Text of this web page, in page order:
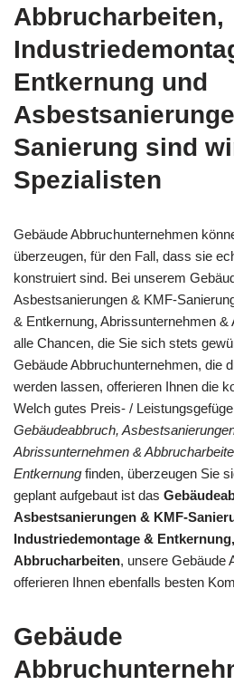
Abbrucharbeiten,
Entkernung und
Sanierung sind
Spezialisten
Gebäude Abbruchunternehmen
überzeugen, für den Fall, dass sie
konstruiert sind. Bei unserem
Asbestsanierungen & KMF-
& Entkernung, Abrissunternehmen &
alle Chancen, die Sie sich stets
Gebäude Abbruchunternehmen, die
werden lassen, offerieren Ihnen die
Welch gutes Preis- /
Gebäudeabbruch,
Abrissunternehmen &
Entkernung finden, überzeugen Sie
geplant aufgebaut ist das
Asbestsanierungen & KMF-
Industriedemontage &
Abbrucharbeiten, unsere Gebäude
offerieren Ihnen ebenfalls besten
Gebäude